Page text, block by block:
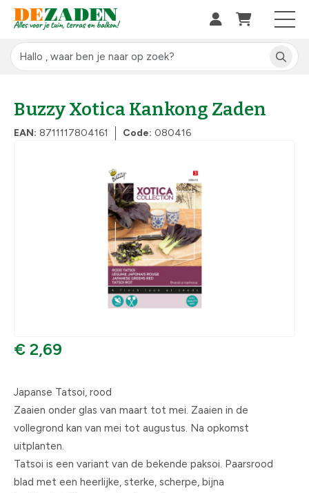
Buzzy Xotica Kankong Zaden
EAN: 8711117804161 Code: 080416
€ 2,69
Japanse Tatsoi, rood
Zaaien onder glas van maart tot mei. Zaaien in de
vollegrond kan van mei tot augustus. Na opkomst
uitplanten.
Tatsoi is een variant van de bekende paksoi. Paarsrood
blad met een heerlijke, sterke, scherpe, bijna